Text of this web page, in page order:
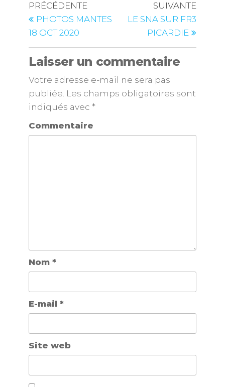
PRÉCÉDENTE
PHOTOS MANTES
18 OCT 2020
SUIVANTE
LE SNA SUR FR3
PICARDIE
Laisser un commentaire
Votre adresse e-mail ne sera pas
publiée. Les champs obligatoires sont
indiqués avec *
Commentaire
Nom *
E-mail *
Site web